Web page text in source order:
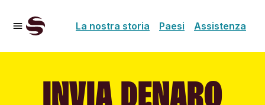
La nostra storia Paesi Assistenza
INVIA DENARO